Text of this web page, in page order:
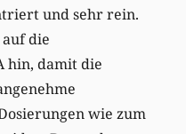
und sehr rein.
die
hin, damit die
wie zum